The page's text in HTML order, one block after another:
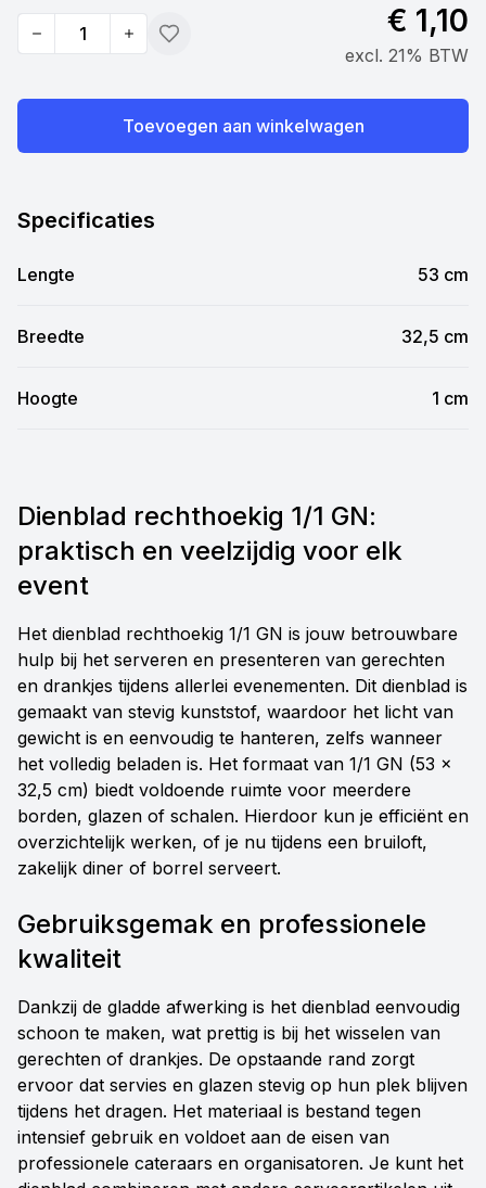
Quantity Toevoegen
€ 1,10
excl. 21% BTW
Toevoegen aan winkelwagen
Specificaties
Lengte 53 cm
Breedte 32,5 cm
Hoogte 1 cm
Dienblad rechthoekig 1/1 GN:
praktisch en veelzijdig voor elk
event
Het dienblad rechthoekig 1/1 GN is jouw betrouwbare
hulp bij het serveren en presenteren van gerechten
en drankjes tijdens allerlei evenementen. Dit dienblad is
gemaakt van stevig kunststof, waardoor het licht van
gewicht is en eenvoudig te hanteren, zelfs wanneer
het volledig beladen is. Het formaat van 1/1 GN (53 x
32,5 cm) biedt voldoende ruimte voor meerdere
borden, glazen of schalen. Hierdoor kun je efficiënt en
overzichtelijk werken, of je nu tijdens een bruiloft,
zakelijk diner of borrel serveert.
Gebruiksgemak en professionele
kwaliteit
Dankzij de gladde afwerking is het dienblad eenvoudig
schoon te maken, wat prettig is bij het wisselen van
gerechten of drankjes. De opstaande rand zorgt
ervoor dat servies en glazen stevig op hun plek blijven
tijdens het dragen. Het materiaal is bestand tegen
intensief gebruik en voldoet aan de eisen van
professionele cateraars en organisatoren. Je kunt het